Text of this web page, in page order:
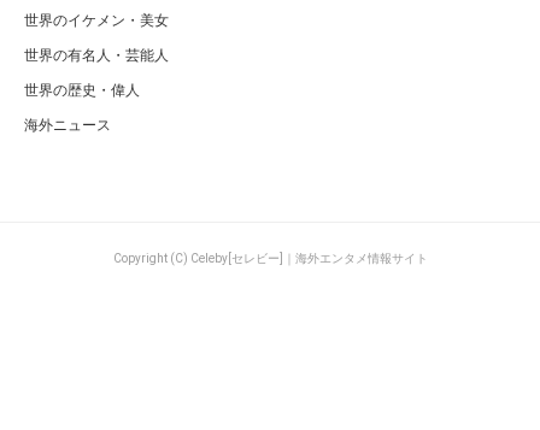
世界のイケメン・美女
世界の有名人・芸能人
世界の歴史・偉人
海外ニュース
Copyright (C) Celeby[セレビー]｜海外エンタメ情報サイト